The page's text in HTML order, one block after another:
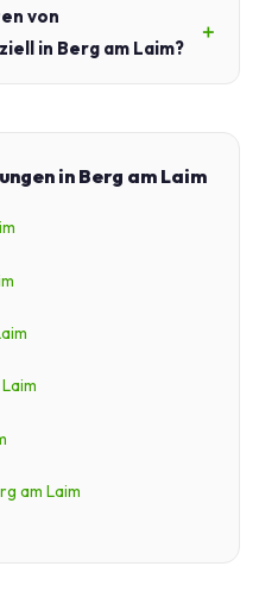
von
in Berg am Laim?
in Berg am Laim
am Laim